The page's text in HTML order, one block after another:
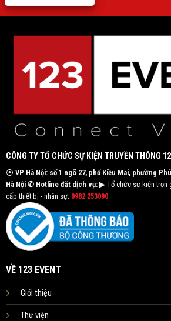
CÔNG TY TỔ CHỨC SỰ KIỆN TRUYỀN THÔNG
⦿ VP Hà Nội: số 1 ngõ 27, phố Kiều Mai, phường
Hà Nội ✆ Hotline đặt dịch vụ:▶ Tổ chức sự kiện trọn
cấp thiết bị - nhân sự: 0982 253090
VỀ 123 EVENT
Giới thiệu
Thư viện